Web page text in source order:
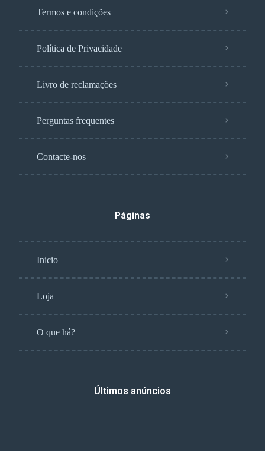
Termos e condições
Política de Privacidade
Livro de reclamações
Perguntas frequentes
Contacte-nos
Páginas
Inicio
Loja
O que há?
Últimos anúncios